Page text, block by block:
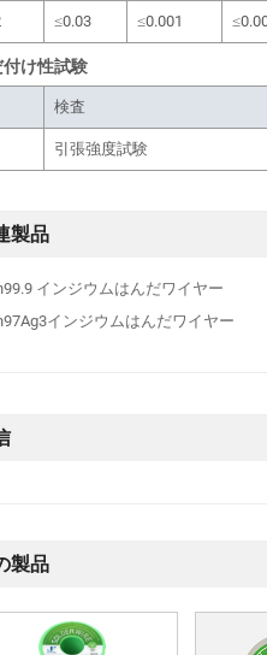
≤0.03 ≤0.001
付け性試験
検査
引張強度試験
製品
インジウムはんだワイヤー
インジウムはんだワイヤー
製品